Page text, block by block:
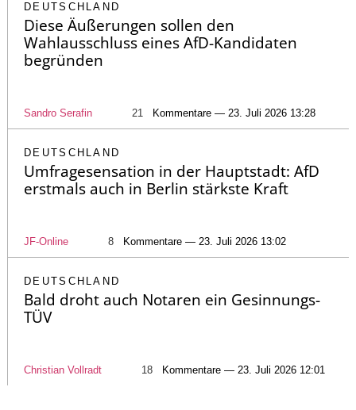
DEUTSCHLAND
Diese Äußerungen sollen den
Wahlausschluss eines AfD-Kandidaten
begründen
Sandro Serafin 21 Kommentare — 23. Juli 2026 13:28
DEUTSCHLAND
Umfragesensation in der Hauptstadt: AfD
erstmals auch in Berlin stärkste Kraft
JF-Online 8 Kommentare — 23. Juli 2026 13:02
DEUTSCHLAND
Bald droht auch Notaren ein Gesinnungs-
TÜV
Christian Vollradt 18 Kommentare — 23. Juli 2026 12:01